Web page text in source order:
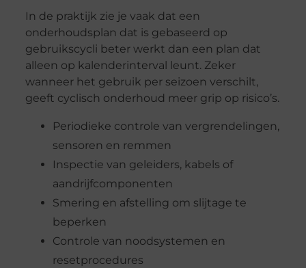
In de praktijk zie je vaak dat een
onderhoudsplan dat is gebaseerd op
gebruikscycli beter werkt dan een plan dat
alleen op kalenderinterval leunt. Zeker
wanneer het gebruik per seizoen verschilt,
geeft cyclisch onderhoud meer grip op risico’s.
Periodieke controle van vergrendelingen,
sensoren en remmen
Inspectie van geleiders, kabels of
aandrijfcomponenten
Smering en afstelling om slijtage te
beperken
Controle van noodsystemen en
resetprocedures